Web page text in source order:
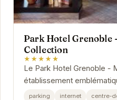
Park Hotel Grenoble
Collection
★★★★★
Le Park Hotel Grenoble -
établissement
charme historique et
parking internet centre-